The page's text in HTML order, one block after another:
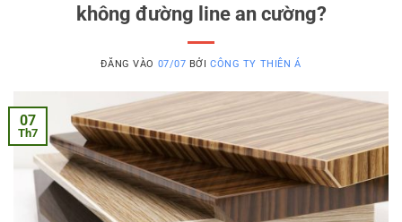
không đường line an cường?
ĐĂNG VÀO 07/07 BỞICÔNG TY THIÊN Á
07
Th7